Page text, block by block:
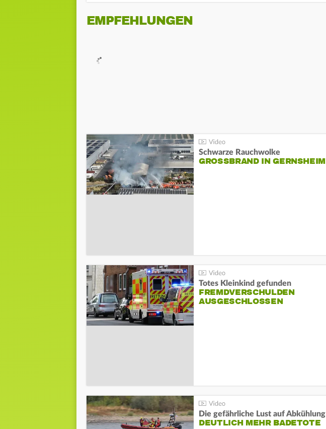
EMPFEHLUNGEN
Schwarze Rauchwolke
GROSSBRAND IN GERNSHEIM
Totes Kleinkind gefunden
FREMDVERSCHULDEN
AUSGESCHLOSSEN
Die gefährliche Lust auf Abkühlung
DEUTLICH MEHR BADETOTE